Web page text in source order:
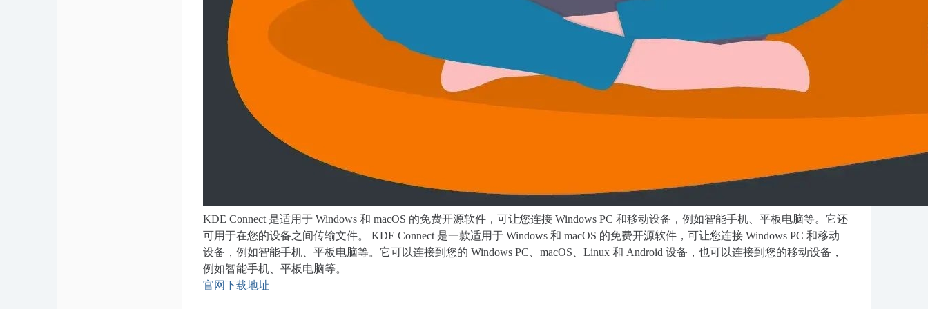
KDE Connect 是适用于 Windows 和 macOS 的免费开源软件，可让您连接 Windows PC 和移动设备，例如智能手机、平板电脑等。它还
可用于在您的设备之间传输文件。 KDE Connect 是一款适用于 Windows 和 macOS 的免费开源软件，可让您连接 Windows PC 和移动
设备，例如智能手机、平板电脑等。它可以连接到您的 Windows PC、macOS、Linux 和 Android 设备，也可以连接到您的移动设备，
例如智能手机、平板电脑等。
官网下载地址